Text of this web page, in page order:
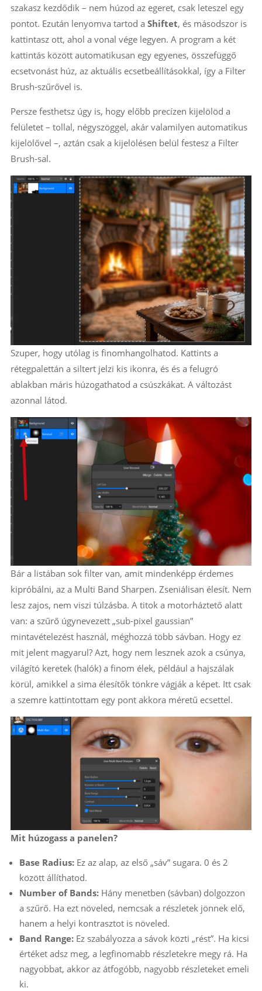
szakasz kezdődik – nem húzod az egeret, csak leteszel egy
pontot. Ezután lenyomva tartod a Shiftet, és másodszor is
kattintasz ott, ahol a vonal vége legyen. A program a két
kattintás között automatikusan egy egyenes, összefüggő
ecsetvonást húz, az aktuális ecsetbeállításokkal, így a Filter
Brush-szűrővel is.
Persze festhetsz úgy is, hogy előbb precízen kijelölöd a
felületet – tollal, négyszöggel, akár valamilyen automatikus
kijelölővel –, aztán csak a kijelölésen belül festesz a Filter
Brush-sal.
Szuper, hogy utólag is finomhangolhatod. Kattints a
rétegpalettán a siltert jelzi kis ikonra, és és a felugró
ablakban máris húzogathatod a csúszkákat. A változást
azonnal látod.
Bár a listában sok filter van, amit mindenképp érdemes
kipróbálni, az a Multi Band Sharpen. Zseniálisan élesít. Nem
lesz zajos, nem viszi túlzásba. A titok a motorháztető alatt
van: a szűrő úgynevezett „sub-pixel gaussian”
mintavételezést használ, méghozzá több sávban. Hogy ez
mit jelent magyarul? Azt, hogy nem lesznek azok a csúnya,
világító keretek (halók) a finom élek, például a hajszálak
körül, amikkel a sima élesítők tönkre vágják a képet. Itt csak
a szemre kattintottam egy pont akkora méretű ecsettel.
Mit húzogass a panelen?
Base Radius:Ez az alap, az első „sáv” sugara. 0 és 2
között állíthatod.
Number of Bands:Hány menetben (sávban) dolgozzon
a szűrő. Ha ezt növeled, nemcsak a részletek jönnek elő,
hanem a helyi kontrasztot is növeled.
Band Range:Ez szabályozza a sávok közti „rést”. Ha kicsi
értéket adsz meg, a legfinomabb részletekre megy rá. Ha
nagyobbat, akkor az átfogóbb, nagyobb részleteket emeli
ki.